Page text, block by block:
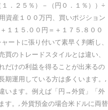
．２５％）－（円０．１％））÷
資産１００万円、買いポジション
１１５.００円＝＋１７５.８００
ートに張り付いて素早く判断し、
のトレードスタイルとは違い、
だけの利益を得ることが出来るの
期運用している方は多くいます。,
います。例えば「円→外貨」「外
。, 外貨預金の場合米ドルに両替